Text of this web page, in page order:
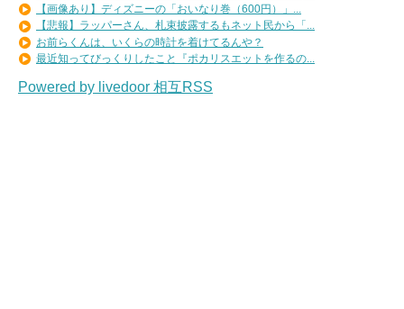
【画像あり】ディズニーの「おいなり巻（600円）」...
【悲報】ラッパーさん、札束披露するもネット民から「...
お前らくんは、いくらの時計を着けてるんや？
最近知ってびっくりしたこと『ポカリスエットを作るの...
Powered by livedoor 相互RSS